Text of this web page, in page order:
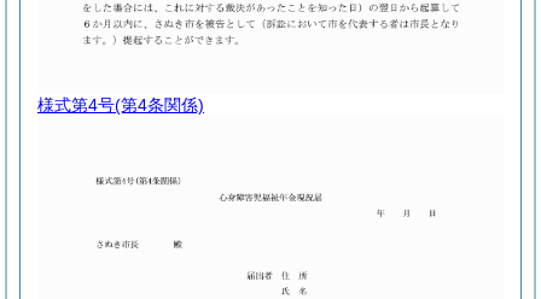
様式第4号(第4条関係)